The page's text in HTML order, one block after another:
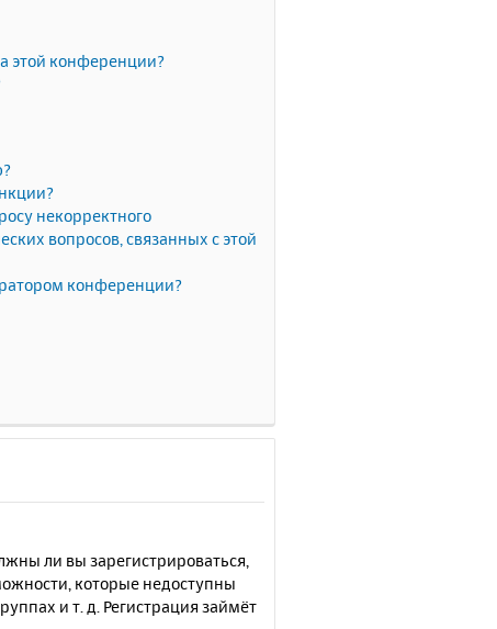
этой конференции?
некорректного
вопросов, связанных с этой
конференции?
ли вы зарегистрироваться,
которые недоступны
и т. д. Регистрация займёт